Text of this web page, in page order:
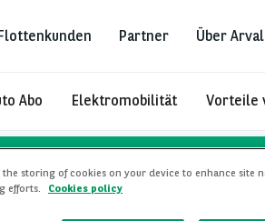
Partner Über Arval
Abo Elektromobilität Vorteile
the storing of cookies on your device to enhance site
efforts.
Cookies policy